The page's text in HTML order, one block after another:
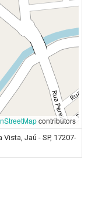
contributors
Jaú - SP, 17207-